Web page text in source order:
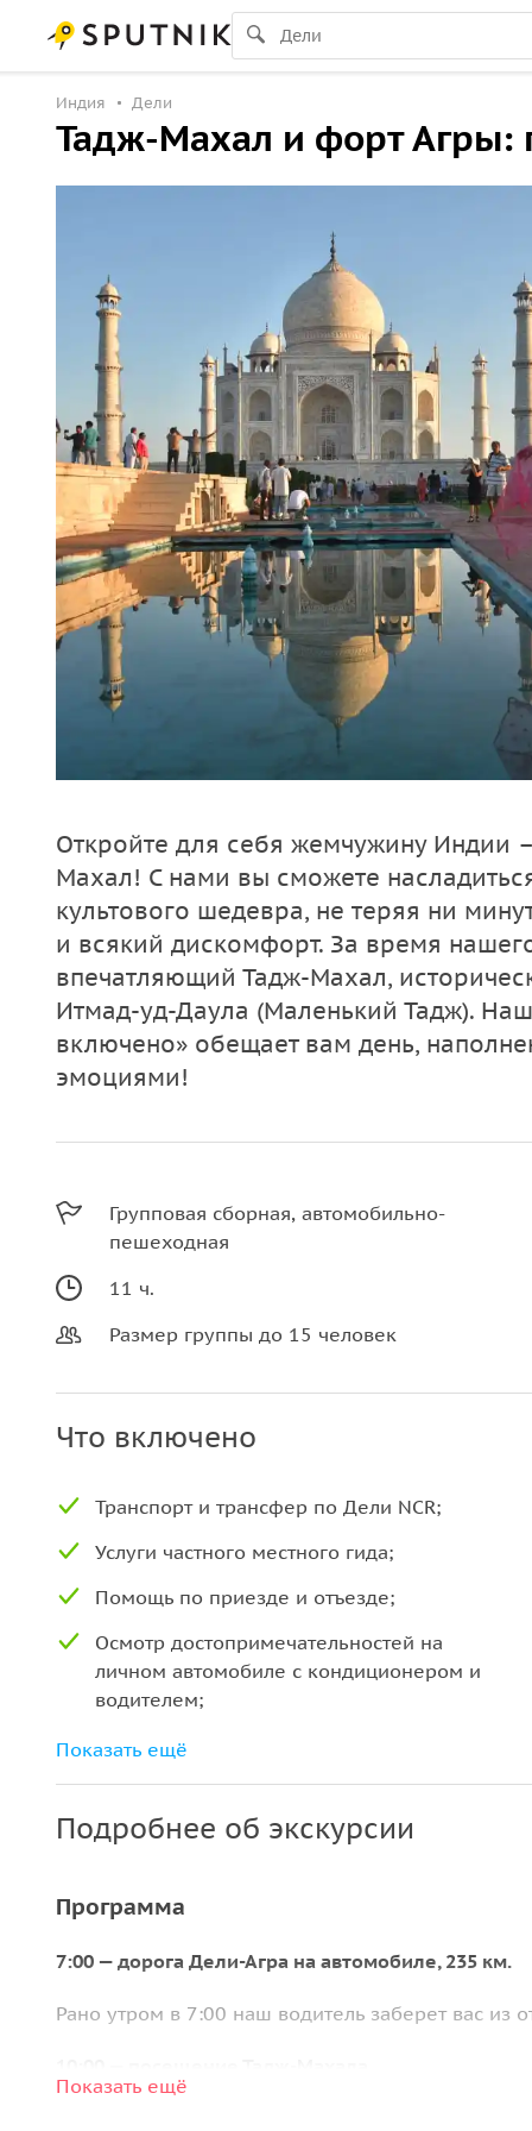
Индия Дели
Тадж-Махал и форт Агры:
Откройте для себя жемчужину Индии
Махал! С нами вы сможете
культового шедевра, не теряя ни
и всякий дискомфорт. За время
впечатляющий Тадж-Махал,
Итмад-уд-Даула (Маленький Тадж).
включено» обещает вам день,
эмоциями!
Групповая сборная, автомобильно-
пешеходная
11 ч.
Размер группы до 15 человек
Что включено
Транспорт и трансфер по Дели NCR;
Услуги частного местного гида;
Помощь по приезде и отъезде;
Осмотр достопримечательностей на
личном автомобиле с кондиционером и
водителем;
Все сборы за парковку, дорожные сборы,
Бутылки с водой и зонтики.
Показать ещё
Подробнее об экскурсии
Программа
7:00 — дорога Дели-Агра на автомобиле, 235 км.
Рано утром в 7:00 наш водитель заберет вас из
Показать ещё